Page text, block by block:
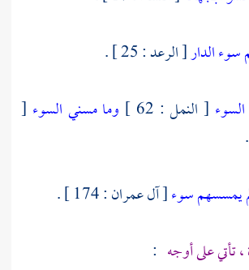
سوء الدار[ الرعد : 25 ] .
[ النمل : 62 ] وما مسني السوء [
يمسسهم سوء[ آل عمران : 174 ] .
تأتي على أوجه :